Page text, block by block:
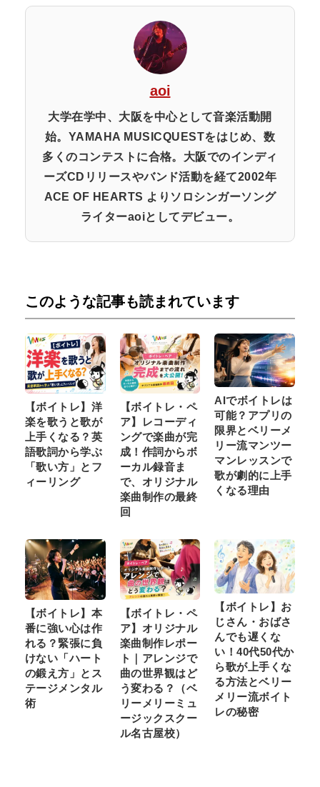
aoi
大学在学中、大阪を中心として音楽活動開
始。YAMAHA MUSICQUESTをはじめ、数
多くのコンテストに合格。大阪でのインディ
ーズCDリリースやバンド活動を経て2002年
ACE OF HEARTS よりソロシンガーソング
ライターaoiとしてデビュー。
このような記事も読まれています
【ボイトレ】洋
楽を歌うと歌が
上手くなる？英
語歌詞から学ぶ
「歌い方」とフ
ィーリング
【ボイトレ・ペ
ア】レコーディ
ングで楽曲が完
成！作詞からボ
ーカル録音ま
で、オリジナル
楽曲制作の最終
回
AIでボイトレは
可能？アプリの
限界とベリーメ
リー流マンツー
マンレッスンで
歌が劇的に上手
くなる理由
【ボイトレ】本
番に強い心は作
れる？緊張に負
けない「ハート
の鍛え方」とス
テージメンタル
術
【ボイトレ・ペ
ア】オリジナル
楽曲制作レポー
ト｜アレンジで
曲の世界観はど
う変わる？（ベ
リーメリーミュ
ージックスクー
ル名古屋校）
【ボイトレ】お
じさん・おばさ
んでも遅くな
い！40代50代か
ら歌が上手くな
る方法とベリー
メリー流ボイト
レの秘密